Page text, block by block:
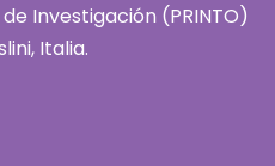
Investigación (PRINTO)
Italia.